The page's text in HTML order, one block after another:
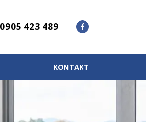
0905 423 489
KONTAKT